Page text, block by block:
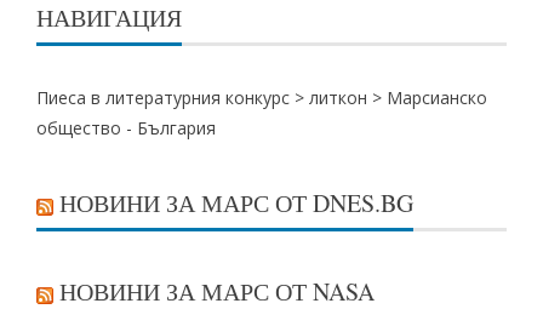
НАВИГАЦИЯ
Пиеса в литературния конкурс > литкон > Марсианско
общество - България
НОВИНИ ЗА МАРС ОТ DNES.BG
НОВИНИ ЗА МАРС ОТ NASA